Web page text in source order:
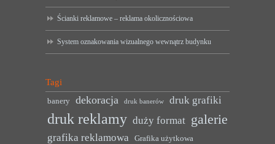
Ścianki reklamowe – reklama okolicznościowa
System oznakowania wizualnego wewnątrz budynku
Tagi
banery dekoracja druk banerów druk grafiki
druk reklamy duży format galerie
grafika reklamowa Grafika użytkowa